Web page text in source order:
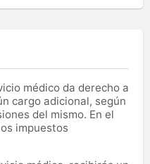
médico da derecho a
cargo adicional, según
del mismo. En el
impuestos